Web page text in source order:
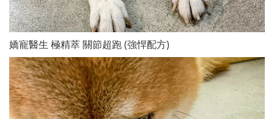
嬌寵醫生 極精萃 關節超跑 (強悍配方)